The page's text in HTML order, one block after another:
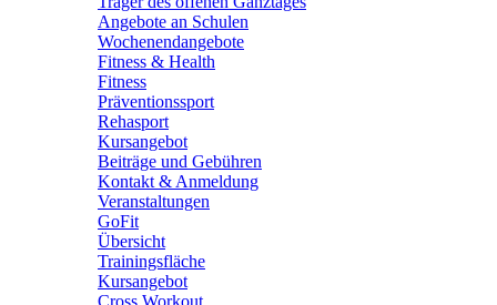
Angebote an Schulen
Wochenendangebote
Fitness & Health
Fitness
Präventionssport
Rehasport
Kursangebot
Beiträge und Gebühren
Kontakt & Anmeldung
Veranstaltungen
GoFit
Übersicht
Trainingsfläche
Kursangebot
Cross Workout